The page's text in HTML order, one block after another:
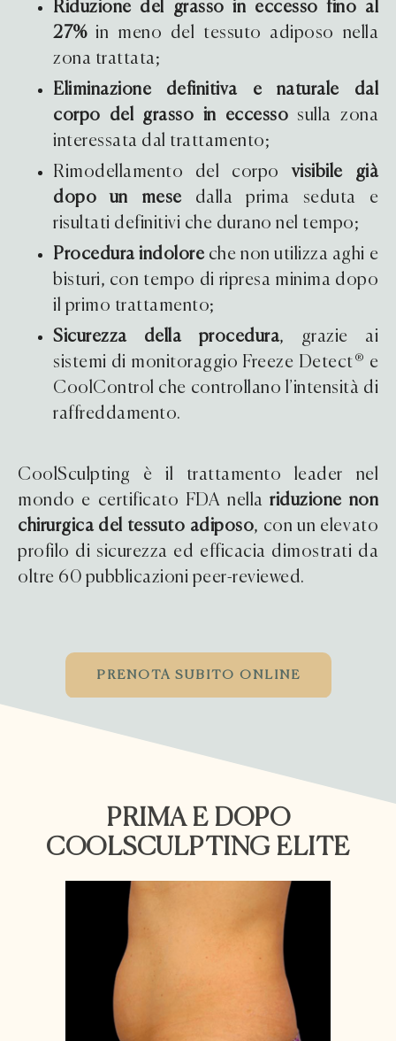
Riduzione del grasso in eccesso fino al
27%in meno del tessuto adiposo nella
zona trattata;
Eliminazione definitiva e naturale dal
corpo del grasso in eccesso sulla zona
interessata dal trattamento;
Rimodellamento del corpovisibile già
dopo un mese dalla prima seduta e
risultati definitivi che durano nel tempo;
Procedura indolore che non utilizza aghi e
bisturi, con tempo di ripresa minima dopo
il primo trattamento;
Sicurezza della procedura, grazie ai
sistemi di monitoraggio Freeze Detect® e
CoolControl che controllano l’intensità di
raffreddamento.
CoolSculpting è il trattamento leader nel
mondo e certificato FDA nellariduzione non
chirurgica del tessuto adiposo, con un elevato
profilo di sicurezza ed efficacia dimostrati da
oltre 60 pubblicazioni peer-reviewed.
PRENOTA SUBITO ONLINE
PRIMA E DOPO
COOLSCULPTING ELITE